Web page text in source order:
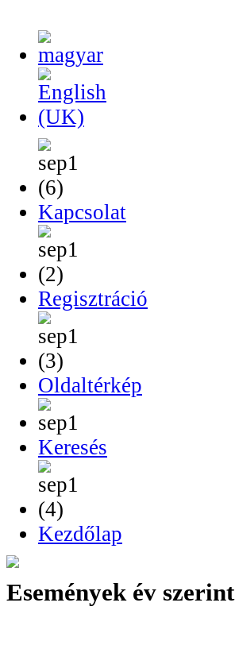
Kapcsolat
Regisztráció
Oldaltérkép
Keresés
Kezdőlap
Események év szerint